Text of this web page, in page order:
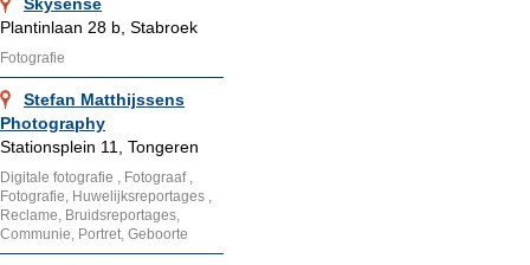
Plantinlaan 28 b, Stabroek
Fotografie
Stefan Matthijssens
Photography
Stationsplein 11, Tongeren
Digitale fotografie , Fotograaf ,
Fotografie, Huwelijksreportages ,
Reclame, Bruidsreportages,
Communie, Portret, Geboorte